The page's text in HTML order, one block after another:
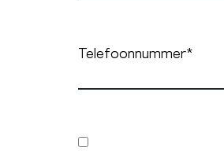
Telefoonnummer*